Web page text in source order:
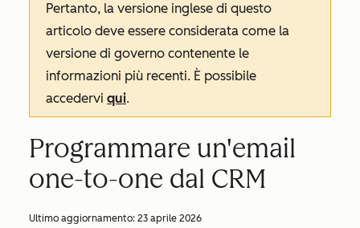
Pertanto, la versione inglese di questo
articolo deve essere considerata come la
versione di governo contenente le
informazioni più recenti. È possibile
accedervi qui.
Programmare un'email
one-to-one dal CRM
Ultimo aggiornamento: 23 aprile 2026